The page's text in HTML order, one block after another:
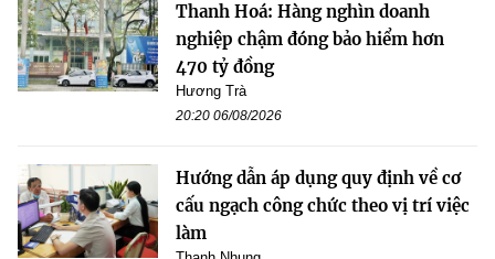
Thanh Hoá: Hàng nghìn doanh
nghiệp chậm đóng bảo hiểm hơn
470 tỷ đồng
Hương Trà
20:20 06/08/2026
Hướng dẫn áp dụng quy định về cơ
cấu ngạch công chức theo vị trí việc
làm